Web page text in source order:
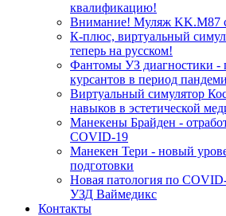
квалификацию!
Внимание! Муляж KK.M87
К-плюс, виртуальный
теперь на русском!
Фантомы УЗ диагностики -
курсантов в период
Виртуальный симулятор
навыков в эстетической
Манекены Брайден -
COVID-19
Манекен Тери - новый
подготовки
Новая патология по
УЗД Ваймедикс
Контакты